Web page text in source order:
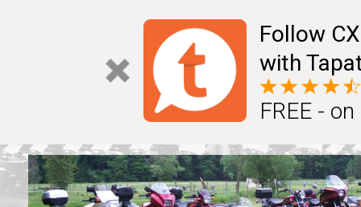
Follow
with
FREE -